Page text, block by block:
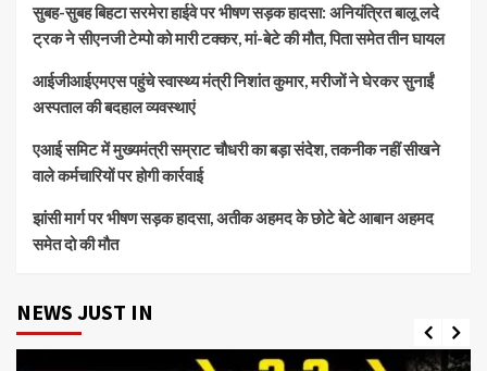
सुबह-सुबह बिहटा सरमेरा हाईवे पर भीषण सड़क हादसा: अनियंत्रित बालू लदे
ट्रक ने सीएनजी टेम्पो को मारी टक्कर, मां-बेटे की मौत, पिता समेत तीन घायल
आईजीआईएमएस पहुंचे स्वास्थ्य मंत्री निशांत कुमार, मरीजों ने घेरकर सुनाईं
अस्पताल की बदहाल व्यवस्थाएं
एआई समिट में मुख्यमंत्री सम्राट चौधरी का बड़ा संदेश, तकनीक नहीं सीखने
वाले कर्मचारियों पर होगी कार्रवाई
झांसी मार्ग पर भीषण सड़क हादसा, अतीक अहमद के छोटे बेटे आबान अहमद
समेत दो की मौत
NEWS JUST IN